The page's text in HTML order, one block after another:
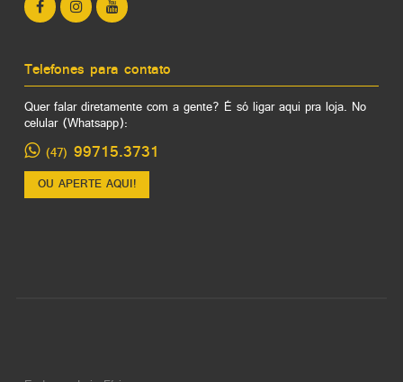
Telefones para contato
Quer falar diretamente com a gente? É só ligar aqui pra loja. No
celular (Whatsapp):
(47) 99715.3731
OU APERTE AQUI!